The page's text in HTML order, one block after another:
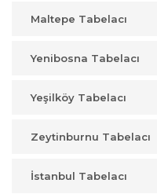
Maltepe Tabelacı
Yenibosna Tabelacı
Yeşilköy Tabelacı
Zeytinburnu Tabelacı
İstanbul Tabelacı